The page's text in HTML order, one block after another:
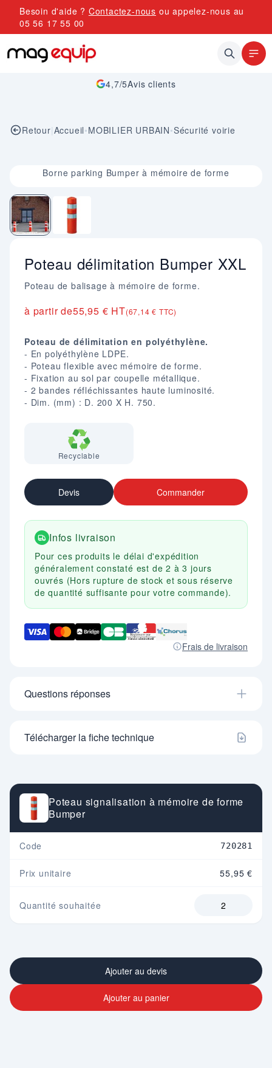
Allez au contenu
Besoin d'aide ? Contactez-nous ou appelez-nous au
05 56 17 55 00
4,7/5Avis clients
Retour|Accueil•MOBILIER URBAIN•Sécurité voirie
Image 1 sur 2
Borne parking Bumper à mémoire de forme
Poteau délimitation Bumper XXL
Poteau de balisage à mémoire de forme.
à partir de55,95 € HT(67,14 € TTC)
Poteau de délimitation en polyéthylène.
- En polyéthylène LDPE.
- Poteau flexible avec mémoire de forme.
- Fixation au sol par coupelle métallique.
- 2 bandes réfléchissantes haute luminosité.
- Dim. (mm) : D. 200 X H. 750.
Recyclable
Devis Commander
Infos livraison
Pour ces produits le délai d'expédition
généralement constaté est de 2 à 3 jours
ouvrés (Hors rupture de stock et sous réserve
de quantité suffisante pour votre commande).
Frais de livraison
Questions réponses
Télécharger la fiche technique
Poteau signalisation à mémoire de forme
Bumper
Code 720281
Prix unitaire 55,95 €
Quantité souhaitée
Ajouter au devis
Ajouter au panier